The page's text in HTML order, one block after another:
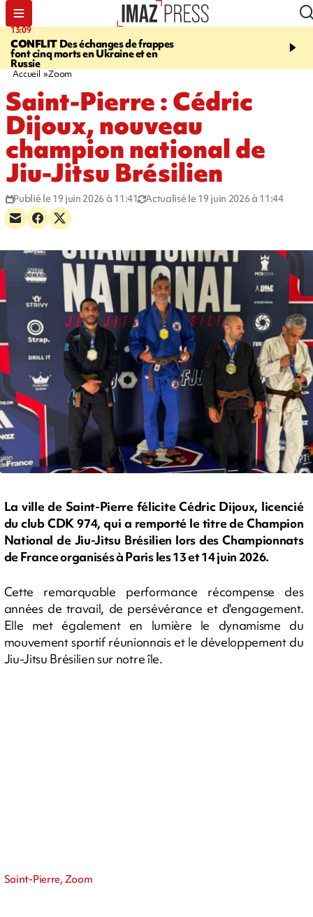
13:09
CONFLIT Des échanges de frappes
font cinq morts en Ukraine et en
Russie
17:14
Quatre
européennes pour les
Accueil Zoom
Saint-Pierre : Cédric
Dijoux, nouveau
champion national de
Jiu-Jitsu Brésilien
Publié le 19 juin 2026 à 11:41 Actualisé le 19 juin 2026 à 11:44
La ville de Saint-Pierre félicite Cédric Dijoux, licencié
du club CDK 974, qui a remporté le titre de Champion
National de Jiu-Jitsu Brésilien lors des Championnats
de France organisés à Paris les 13 et 14 juin 2026.
Cette remarquable performance récompense des
années de travail, de persévérance et d'engagement.
Elle met également en lumière le dynamisme du
mouvement sportif réunionnais et le développement du
Jiu-Jitsu Brésilien sur notre île.
Saint-Pierre, Zoom